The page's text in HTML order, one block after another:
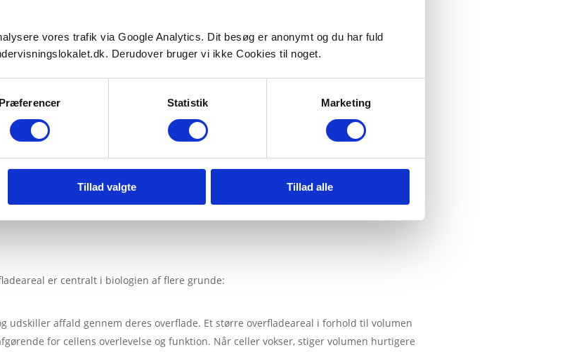
vores trafik via Google Analytics. Dit besøg er anonymt og du har fuld
Derudover bruger vi ikke Cookies til noget.
Præferencer Statistik Marketing
Tillad valgte Tillad alle
er centralt i biologien af flere grunde:
udskiller affald gennem deres overflade. Et større overfladeareal i forhold til volumen
for cellens overlevelse og funktion. Når celler vokser, stiger volumen hurtigere